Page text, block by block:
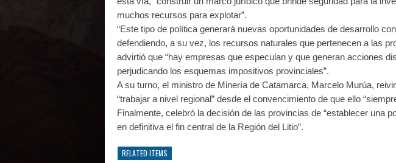
muchos recursos para explotar”.
“Este tipo de política generará nuevas oportunidades de desarrollo
defendiendo, a su vez, los recursos naturales que pertenecen a las
advirtió que “hay empresas que especulan y que generan acciones
perjudicando los esquemas impositivos provinciales”.
A su turno, el ministro de Minería de Catamarca, Marcelo Murúa,
“trabajar a nivel regional” desde el convencimiento de que ello
Finalmente, celebró la decisión de las provincias de “establecer una
en definitiva el fin central de la Región del Litio”.
RELATED ITEMS